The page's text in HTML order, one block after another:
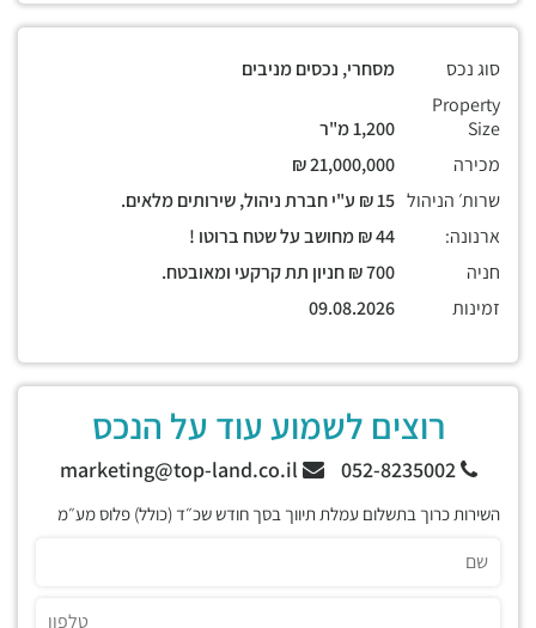
סוג נכס
מסחרי, נכסים מניבים
Property
Size
מכירה
שרות׳ הניהול
ארנונה:
חניה
זמינות
רוצים לשמוע עוד על הנכס
052-8235002
השירות כרוך בתשלום עמלת תיווך בסך חודש שכ״ד (כולל) פלוס מע״מ